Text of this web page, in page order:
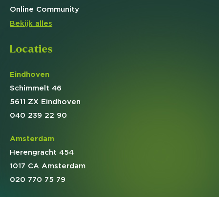
Online Community
Bekijk alles
Locaties
Eindhoven
Schimmelt 46
5611 ZX Eindhoven
040 239 22 90
Amsterdam
Herengracht 454
1017 CA Amsterdam
020 770 75 79